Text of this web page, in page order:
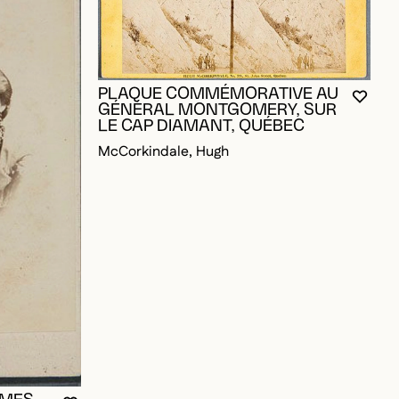
AJOUTER AUX FAVORIS
VOUS DEVEZ ÊTRE CONNECTÉ POUR AJOUTER
FERMER LA MODALE
OUVRIR LA MODALE
PLAQUE COMMÉMORATIVE AU
GÉNÉRAL MONTGOMERY, SUR
LE CAP DIAMANT, QUÉBEC
McCorkindale, Hugh